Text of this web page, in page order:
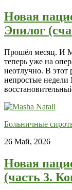
Новая
Эпилог
Прошёл месяц. И
теперь уже на
неотлучно. В этот
непростые
Больничные
26 Май, 2026
Новая
(часть 3.